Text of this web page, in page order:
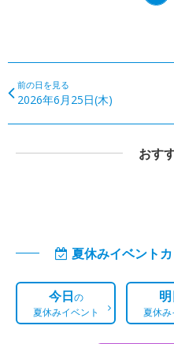
前の日を見る
2026年6月25日(木)
おす
夏休みイベント
今日の
夏休みイベント
夏休み